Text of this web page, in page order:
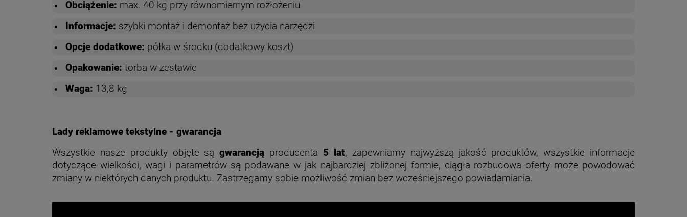
Obciążenie: max. 40 kg przy równomiernym rozłożeniu
Informacje: szybki montaż i demontaż bez użycia narzędzi
Opcje dodatkowe: półka w środku (dodatkowy koszt)
Opakowanie: torba w zestawie
Waga: 13,8 kg
Lady reklamowe tekstylne - gwarancja
Wszystkie nasze produkty objęte sągwarancją producenta 5 lat, zapewniamy najwyższą jakość produktów, wszystkie informacje
dotyczące wielkości, wagi i parametrów są podawane w jak najbardziej zbliżonej formie, ciągła rozbudowa oferty może powodować
zmiany w niektórych danych produktu. Zastrzegamy sobie możliwość zmian bez wcześniejszego powiadamiania.